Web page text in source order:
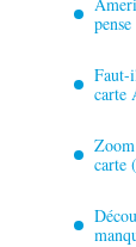
pense
Faut-
carte
carte